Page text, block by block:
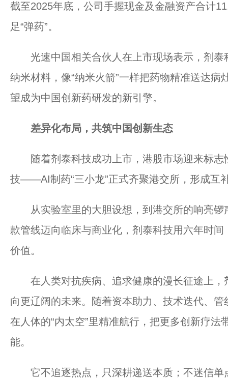
截至2025年底，公司手握现金及金融资产合计
足“弹药”。
光速中国相关合伙人在上市现场表示，剂泰
纳米材料，像“纳米火箭”一样把药物精准送达
望成为中国创新药研发的新引擎。
差异化布局，共筑中国创新生态
随着剂泰科技成功上市，港股市场迎来标志
技——AI制药“三小龙”正式齐聚港交所，形成互
从实验室里的大胆设想，到港交所的响亮锣
款管线迈向临床与商业化，剂泰科技用六年时
价值。
在人类对抗疾病、追求健康的漫长征途上，
向更辽阔的未来。随着资本助力、技术迭代、管
在人体的“内太空”里精准航行，把更多创新疗
能。
它不追逐热点，只深耕递送本质；不迷信单